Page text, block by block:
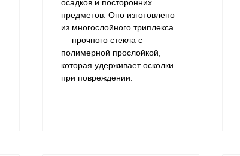
осадков и посторонних
предметов. Оно изготовлено
из многослойного триплекса
— прочного стекла с
полимерной прослойкой,
которая удерживает осколки
при повреждении.